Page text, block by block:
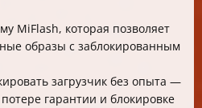
MiFlash, которая позволяет
образы с заблокированным
загрузчик без опыта —
гарантии и блокировке